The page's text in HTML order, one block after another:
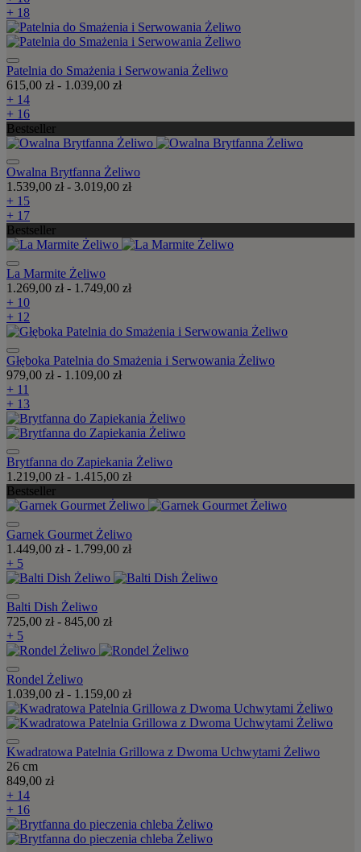
+ 18
Patelnia do Smażenia i Serwowania Żeliwo
615,00 zł- 1.039,00 zł
+ 14
+ 16
Bestseller
Owalna Brytfanna Żeliwo
1.539,00 zł- 3.019,00 zł
+ 15
+ 17
Bestseller
La Marmite Żeliwo
1.269,00 zł- 1.749,00 zł
+ 10
+ 12
Głęboka Patelnia do Smażenia i Serwowania Żeliwo
979,00 zł- 1.109,00 zł
+ 11
+ 13
Brytfanna do Zapiekania Żeliwo
1.219,00 zł- 1.415,00 zł
Bestseller
Garnek Gourmet Żeliwo
1.449,00 zł- 1.799,00 zł
+ 5
Balti Dish Żeliwo
725,00 zł- 845,00 zł
+ 5
Rondel Żeliwo
1.039,00 zł- 1.159,00 zł
Kwadratowa Patelnia Grillowa z Dwoma Uchwytami Żeliwo
26 cm
849,00 zł
+ 14
+ 16